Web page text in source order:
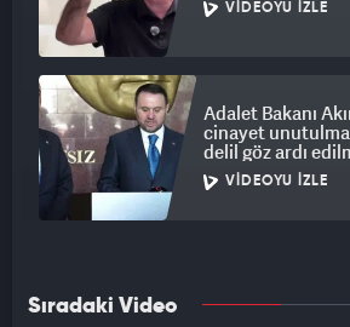
VIDEOYU İZLE
Adalet Bakanı
cinayet
delil göz ardı
VIDEOYU İZLE
Sıradaki Video